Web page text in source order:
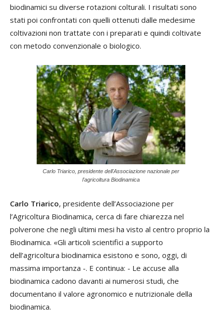
biodinamici su diverse rotazioni colturali. I risultati sono
stati poi confrontati con quelli ottenuti dalle medesime
coltivazioni non trattate con i preparati e quindi coltivate
con metodo convenzionale o biologico.
Carlo Triarico, presidente dell'Associazione nazionale per
l'agricoltura Biodinamica
Carlo Triarico, presidente dell’Associazione per
l’Agricoltura Biodinamica, cerca di fare chiarezza nel
polverone che negli ultimi mesi ha visto al centro proprio la
Biodinamica. «Gli articoli scientifici a supporto
dell’agricoltura biodinamica esistono e sono, oggi, di
massima importanza -. E continua: - Le accuse alla
biodinamica cadono davanti ai numerosi studi, che
documentano il valore agronomico e nutrizionale della
biodinamica.